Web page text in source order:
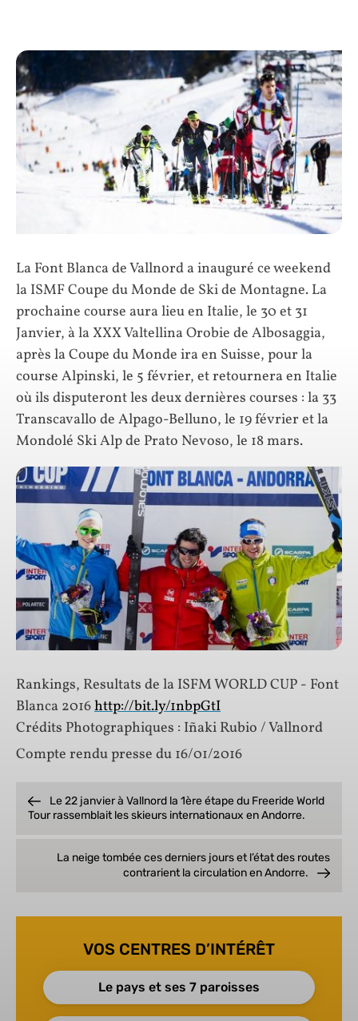
La Font Blanca de Vallnord a inauguré ce weekend
la ISMF Coupe du Monde de Ski de Montagne. La
prochaine course aura lieu en Italie, le 30 et 31
Janvier, à la XXX Valtellina Orobie de Albosaggia,
après la Coupe du Monde ira en Suisse, pour la
course Alpinski, le 5 février, et retournera en Italie
où ils disputeront les deux dernières courses : la 33
Transcavallo de Alpago-Belluno, le 19 février et la
Mondolé Ski Alp de Prato Nevoso, le 18 mars.
Rankings, Resultats de la ISFM WORLD CUP - Font
Blanca 2016http://bit.ly/1nbpGtI
Crédits Photographiques : Iñaki Rubio / Vallnord
Compte rendu presse du 16/01/2016
VOS CENTRES D’INTÉRÊT
Le pays et ses 7 paroisses
Le 22 janvier à Vallnord la 1ère étape du Freeride World
Tour rassemblait les skieurs internationaux en Andorre.
La neige tombée ces derniers jours et l’état des routes
contrarient la circulation en Andorre.